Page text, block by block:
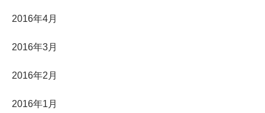
2016年4月
2016年3月
2016年2月
2016年1月